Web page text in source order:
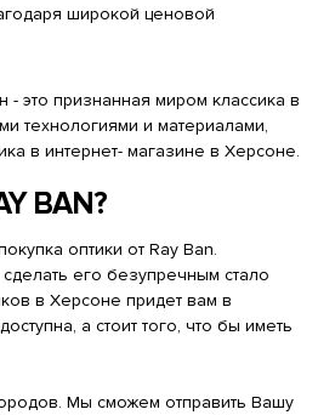
широкой ценовой
это признанная миром классика в
технологиями и материалами,
в интернет- магазине в Херсоне.
BAN?
оптики от Ray Ban.
его безупречным стало
в Херсоне придет вам в
а стоит того, что бы иметь
Мы сможем отправить Вашу